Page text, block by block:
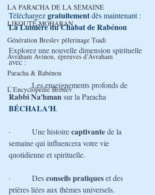
LA PARACHA DE LA SEMAINE
LIKOUTÉ MOHARAN
Génération Breslev pèlerinage Tsadi
Avraham Avinou, épreuves d’Avraham
Paracha & Rabénou
L’Encyclopédie Breslev
Téléchargez gratuitement dès maintenant :
La Lumière du Chabat de Rabénou
Explorez une nouvelle dimension spirituelle
avec :
· Les enseignements profonds de
Rabbi Na'hman sur la Paracha
BÉCHALA'H.
· Une histoire captivante de la
semaine qui influencera votre vie
quotidienne et spirituelle.
· Des conseils pratiques et des
prières liées aux thèmes universels.